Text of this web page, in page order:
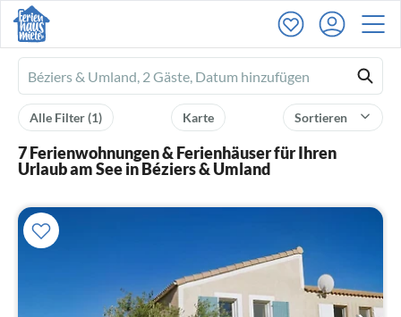
Ferienhausmiete
logo
Sortieren
Karte
Alle Filter(1)
7 Ferienwohnungen & Ferienhäuser für Ihren
Urlaub am See in Béziers & Umland